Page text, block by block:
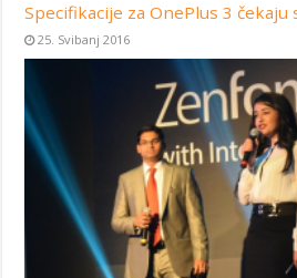
Specifikacije za OnePlus 3
25. Svibanj 2016